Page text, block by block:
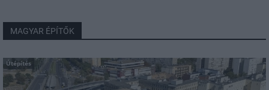
MAGYAR ÉPÍTŐK
Útépítés